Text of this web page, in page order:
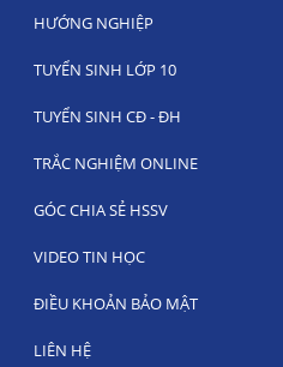
HƯỚNG NGHIỆP
TUYỂN SINH LỚP 10
TUYỂN SINH CĐ - ĐH
TRẮC NGHIỆM ONLINE
GÓC CHIA SẺ HSSV
VIDEO TIN HỌC
ĐIỀU KHOẢN BẢO MẬT
LIÊN HỆ